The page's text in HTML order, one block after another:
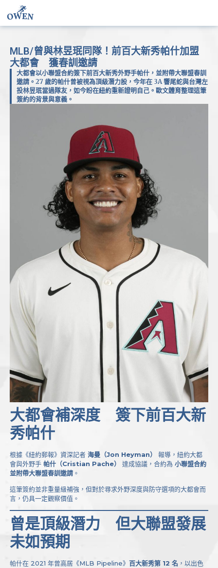
MLB/曾與林昱珉同隊！前百大新秀帕什加盟
大都會 獲春訓邀請
大都會以小聯盟合約簽下前百大新秀外野手帕什，並附帶大聯盟春訓
邀請。27 歲的帕什曾被視為頂級潛力股，今年在 3A 響尾蛇與台灣左
投林昱珉當過隊友，如今盼在紐約重新證明自己。歐文體育整理這筆
簽約的背景與意義。
大都會補深度 簽下前百大新
秀帕什
根據《紐約郵報》資深記者 海曼（Jon Heyman）
報導，紐約大都
會與外野手 帕什（Cristian Pache） 達成協議，合約為 小聯盟合約
並附帶大聯盟春訓邀請 。
這筆簽約並非重量級補強，但對於尋求外野深度與防守選項的大都會而
言，仍具一定觀察價值。
曾是頂級潛力 但大聯盟發展
未如預期
帕什在 2021 年曾高居《MLB Pipeline》 百大新秀第 12 名 ，以出色